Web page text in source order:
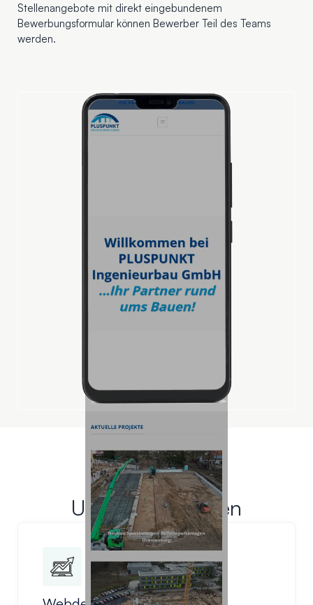
Stellenangebote mit direkt eingebundenem
Bewerbungsformular können Bewerber Teil des Teams
werden.
Unsere Leistungen